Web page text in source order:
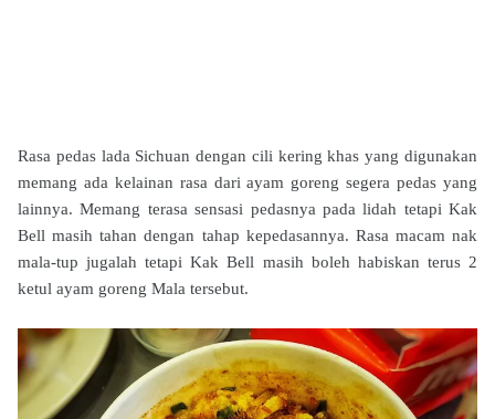
Rasa pedas lada Sichuan dengan cili kering khas yang digunakan
memang ada kelainan rasa dari ayam goreng segera pedas yang
lainnya. Memang terasa sensasi pedasnya pada lidah tetapi Kak
Bell masih tahan dengan tahap kepedasannya. Rasa macam nak
mala-tup jugalah tetapi Kak Bell masih boleh habiskan terus 2
ketul ayam goreng Mala tersebut.